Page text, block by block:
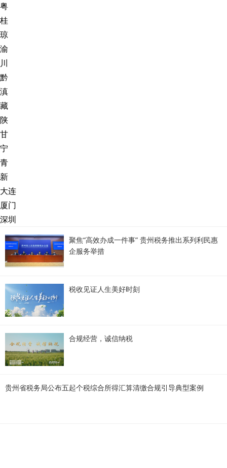
粤
桂
琼
渝
川
黔
滇
藏
陕
甘
宁
青
新
大连
厦门
深圳
聚焦“高效办成一件事” 贵州税务推出系列利民惠
企服务举措
税收见证人生美好时刻
合规经营，诚信纳税
贵州省税务局公布五起个税综合所得汇算清缴合规引导典型案例